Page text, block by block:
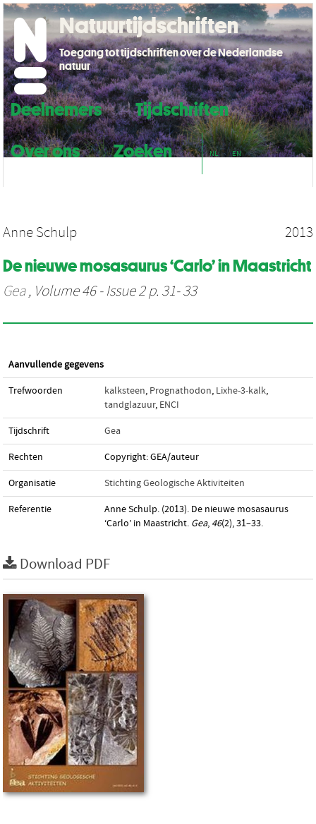
Deelnemers
Tijdschriften
Over ons
Zoeken NL EN
Natuurtijdschriften
Toegang tot tijdschriften over de Nederlandse
natuur
Anne Schulp 2013
De nieuwe mosasaurus ‘Carlo’ in Maastricht
Gea, Volume 46 - Issue 2 p. 31- 33
Aanvullende gegevens
Trefwoorden kalksteen, Prognathodon, Lixhe-3-kalk,
tandglazuur, ENCI
Tijdschrift Gea
Rechten Copyright: GEA/auteur
Organisatie Stichting Geologische Aktiviteiten
Referentie
Anne Schulp. (2013). De nieuwe mosasaurus
‘Carlo’ in Maastricht. Gea, 46(2), 31–33.
Download PDF